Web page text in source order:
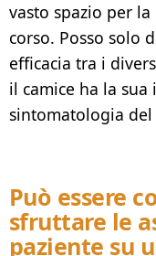
vasto spazio per la
corso. Posso solo
efficacia tra i
il camice ha la sua
sintomatologia del
Può essere
sfruttare le
paziente su